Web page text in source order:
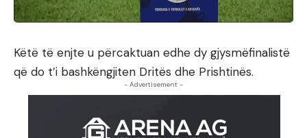
Këtë të enjte u përcaktuan edhe dy gjysmëfinalistë
që do t’i bashkëngjiten Dritës dhe Prishtinës.
- Advertisement -